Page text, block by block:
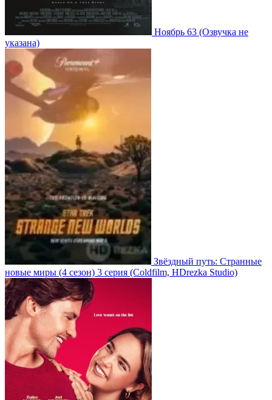
Ноябрь 63 (Озвучка не
указана)
Звёздный путь: Странные
новые миры (4 сезон) 3 серия (Coldfilm, HDrezka Studio)